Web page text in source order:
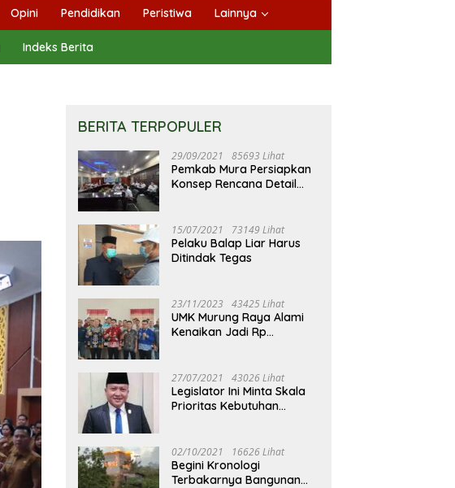
Opini Pendidikan Peristiwa Lainnya
Indeks Berita
BERITA TERPOPULER
29/09/2021 85693 Lihat
Pemkab Mura Persiapkan
Konsep Rencana Detail
15/07/2021 73149 Lihat
Pelaku Balap Liar Harus
Ditindak Tegas
23/11/2023 43425 Lihat
UMK Murung Raya Alami
Kenaikan Jadi Rp
27/07/2021 43026 Lihat
Legislator Ini Minta Skala
Prioritas Kebutuhan
02/10/2021 16626 Lihat
Begini Kronologi
Terbakarnya Bangunan